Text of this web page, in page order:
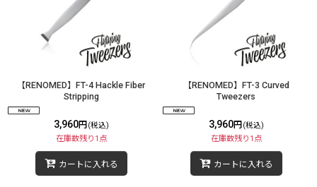
【RENOMED】FT-4 Hackle Fiber
Stripping
3,960円 (税込)
在庫数残り1点
カートに入れる
【RENOMED】FT-3 Curved
Tweezers
3,960円 (税込)
在庫数残り1点
カートに入れる